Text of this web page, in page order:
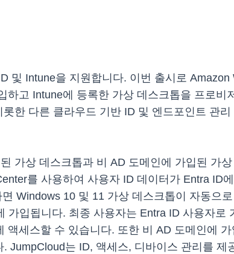
및 Intune을 지원합니다. 이번 출시로
고 Intune에 등록한 가상 데스크톱을 프로비
한 다른 클라우드 기반 ID 및 엔드포인트 관
가상 데스크톱과 비 AD 도메인에 가입된 가
를 사용하여 사용자 ID 데이터가 Entra ID
Windows 10 및 11 가상 데스크톱이 자동으
입됩니다. 최종 사용자는 Entra ID 사용자로
세스할 수 있습니다. 또한 비 AD 도메인에
JumpCloud는 ID, 액세스, 디바이스 관리를 제